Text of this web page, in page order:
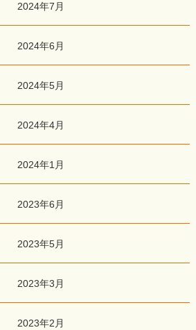
2024年7月
2024年6月
2024年5月
2024年4月
2024年1月
2023年6月
2023年5月
2023年3月
2023年2月